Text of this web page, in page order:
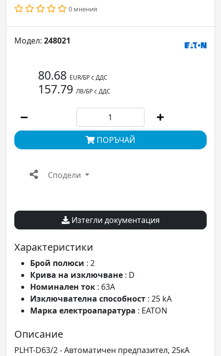
0 мнения
Модел: 248021
80.68 EUR/БР с ДДС
157.79 ЛВ/БР с ДДС
ПОРЪЧАЙ
Сподели
Изтегли документация
Характеристики
Брой полюси : 2
Крива на изключване : D
Номинален ток : 63A
Изключвателна способност : 25 kA
Марка електроапаратура : EATON
Описание
PLHT-D63/2 - Автoматичен предпазител, 25кА